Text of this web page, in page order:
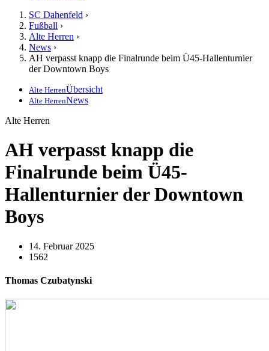
SC Dahenfeld ›
Fußball ›
Alte Herren ›
News ›
AH verpasst knapp die Finalrunde beim Ü45-Hallenturnier
der Downtown Boys
Alte HerrenÜbersicht
Alte HerrenNews
Alte Herren
AH verpasst knapp die
Finalrunde beim Ü45-
Hallenturnier der Downtown
Boys
14. Februar 2025
1562
Thomas Czubatynski